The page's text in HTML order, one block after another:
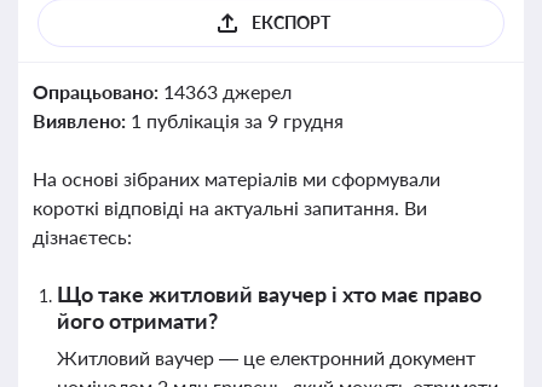
ЕКСПОРТ
Опрацьовано: 14363 джерел
Виявлено: 1 публікація за 9 грудня
На основі зібраних матеріалів ми сформували
короткі відповіді на актуальні запитання. Ви
дізнаєтесь:
Що таке житловий ваучер і хто має право
його отримати?
Житловий ваучер — це електронний документ